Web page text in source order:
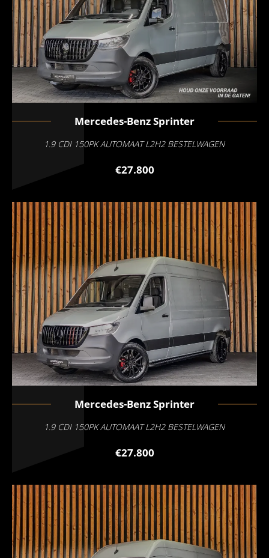
Mercedes-BenzSprinter
1.9 CDI 150PK AUTOMAAT L2H2 BESTELWAGEN
€27.800
Mercedes-BenzSprinter
1.9 CDI 150PK AUTOMAAT L2H2 BESTELWAGEN
€27.800